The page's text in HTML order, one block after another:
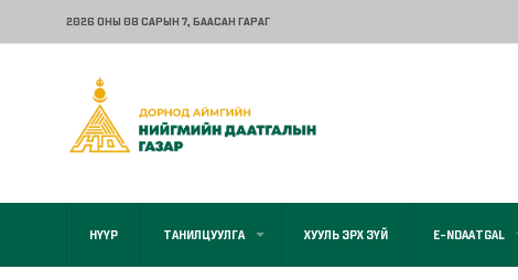
2026 ОНЫ 08 САРЫН 7, БААСАН ГАРАГ
НҮҮР ТАНИЛЦУУЛГА ХУУЛЬ ЭРХ ЗҮЙ E-NDAATGAL